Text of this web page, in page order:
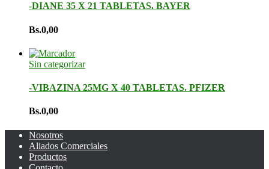
-DIANE 35 X 21 TABLETAS. BAYER
Bs.0,00
Sin categorizar
-VIBAZINA 25MG X 40 TABLETAS. PFIZER
Bs.0,00
Nosotros
Aliados Comerciales
Productos